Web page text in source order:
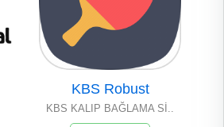
KBS Robust
KBS KALIP BAĞLAMA Sİ..